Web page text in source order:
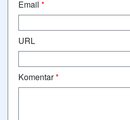
Email *
URL
Komentar*